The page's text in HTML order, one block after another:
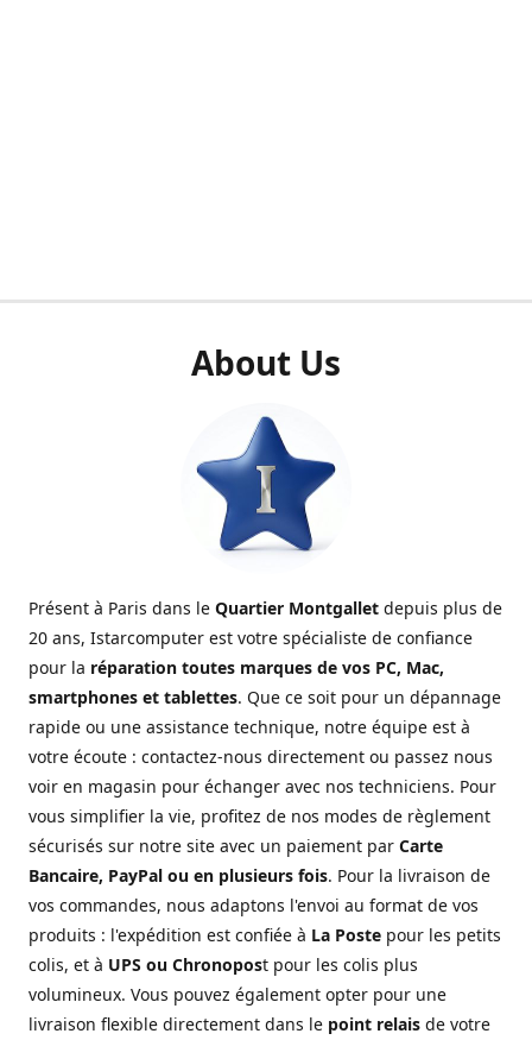
About Us
Présent à Paris dans le Quartier Montgallet depuis plus de
20 ans, Istarcomputer est votre spécialiste de confiance
pour la réparation toutes marques de vos PC, Mac,
smartphones et tablettes. Que ce soit pour un dépannage
rapide ou une assistance technique, notre équipe est à
votre écoute : contactez-nous directement ou passez nous
voir en magasin pour échanger avec nos techniciens. Pour
vous simplifier la vie, profitez de nos modes de règlement
sécurisés sur notre site avec un paiement par Carte
Bancaire, PayPal ou en plusieurs fois. Pour la livraison de
vos commandes, nous adaptons l'envoi au format de vos
produits : l'expédition est confiée à La Poste pour les petits
colis, et à UPS ou Chronopost pour les colis plus
volumineux. Vous pouvez également opter pour une
livraison flexible directement dans le point relais de votre